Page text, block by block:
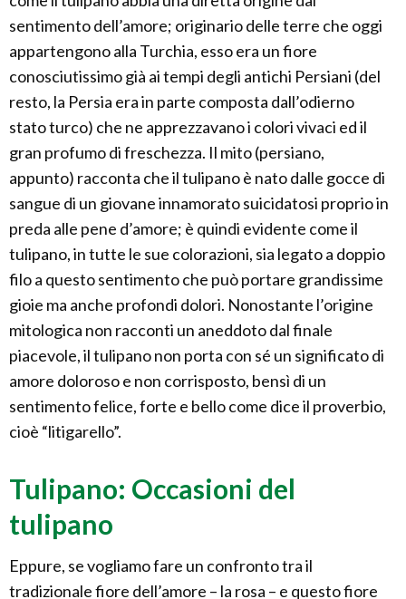
sentimento dell’amore; originario delle terre che oggi
appartengono alla Turchia, esso era un fiore
conosciutissimo già ai tempi degli antichi Persiani (del
resto, la Persia era in parte composta dall’odierno
stato turco) che ne apprezzavano i colori vivaci ed il
gran profumo di freschezza. Il mito (persiano,
appunto) racconta che il tulipano è nato dalle gocce di
sangue di un giovane innamorato suicidatosi proprio in
preda alle pene d’amore; è quindi evidente come il
tulipano, in tutte le sue colorazioni, sia legato a doppio
filo a questo sentimento che può portare grandissime
gioie ma anche profondi dolori. Nonostante l’origine
mitologica non racconti un aneddoto dal finale
piacevole, il tulipano non porta con sé un significato di
amore doloroso e non corrisposto, bensì di un
sentimento felice, forte e bello come dice il proverbio,
cioè “litigarello”.
Tulipano: Occasioni del
tulipano
Eppure, se vogliamo fare un confronto tra il
tradizionale fiore dell’amore – la rosa – e questo fiore